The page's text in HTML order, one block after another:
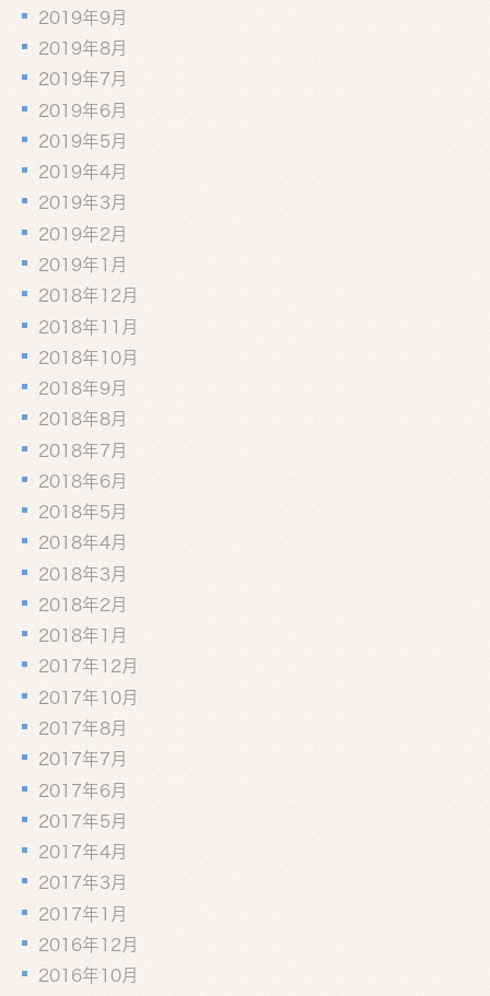
2019年9月
2019年8月
2019年7月
2019年6月
2019年5月
2019年4月
2019年3月
2019年2月
2019年1月
2018年12月
2018年11月
2018年10月
2018年9月
2018年8月
2018年7月
2018年6月
2018年5月
2018年4月
2018年3月
2018年2月
2018年1月
2017年12月
2017年10月
2017年8月
2017年7月
2017年6月
2017年5月
2017年4月
2017年3月
2017年1月
2016年12月
2016年10月